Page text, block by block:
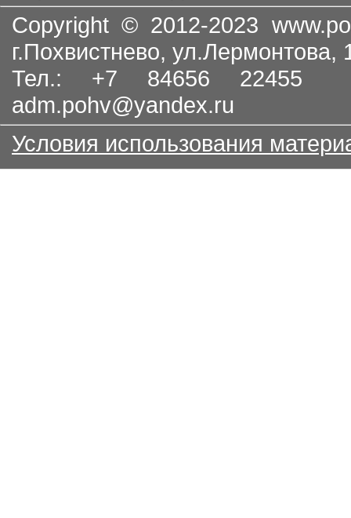
Copyright © 2012-2023
г.Похвистнево, ул.Лермонтова,
Тел.: +7 84656
adm.pohv@yandex.ru
Условия использования